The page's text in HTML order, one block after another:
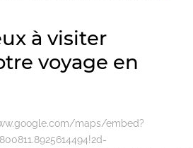
à visiter
voyage en
maps/embed?